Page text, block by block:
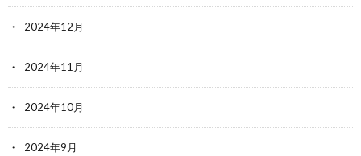
2024年12月
2024年11月
2024年10月
2024年9月